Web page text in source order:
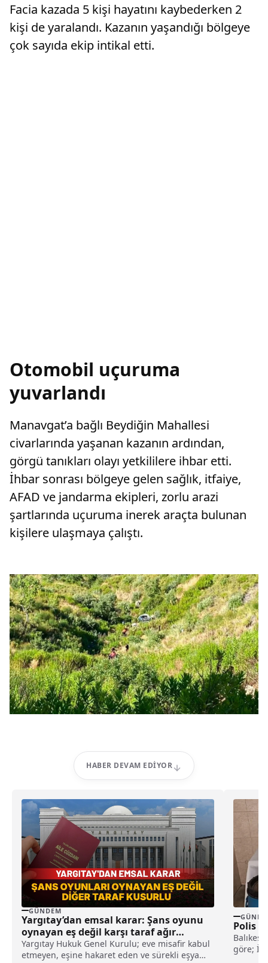
Facia kazada 5 kişi hayatını kaybederken 2
kişi de yaralandı. Kazanın yaşandığı bölgeye
çok sayıda ekip intikal etti.
Otomobil uçuruma
yuvarlandı
Manavgat’a bağlı Beydiğin Mahallesi
civarlarında yaşanan kazanın ardından,
görgü tanıkları olayı yetkililere ihbar etti.
İhbar sonrası bölgeye gelen sağlık, itfaiye,
AFAD ve jandarma ekipleri, zorlu arazi
şartlarında uçuruma inerek araçta bulunan
kişilere ulaşmaya çalıştı.
HABER DEVAM EDIYOR
GÜNDEM
Yargıtay’dan emsal karar: Şans oyunu
oynayan eş değil karşı taraf ağır
kusurlu sayıldı
Yargıtay Hukuk Genel Kurulu; eve misafir kabul
etmeyen, eşine hakaret eden ve sürekli eşya
Polis
göre; İl